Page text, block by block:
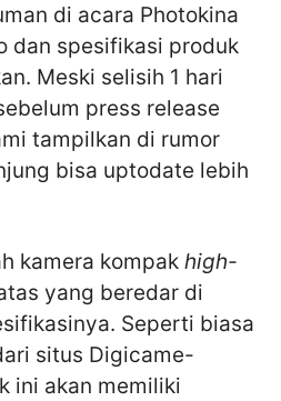
di acara Photokina
dan spesifikasi produk
Meski selisih 1 hari
press release
tampilkan di rumor
bisa uptodate lebih
kamera kompak high-
yang beredar di
Seperti biasa
situs Digicame-
ini akan memiliki